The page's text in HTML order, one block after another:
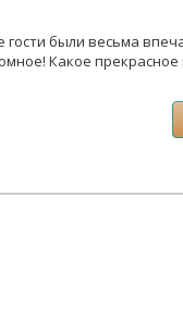
гости были весьма
Какое